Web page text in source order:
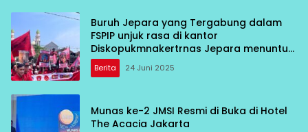
Buruh Jepara yang Tergabung dalam
FSPIP unjuk rasa di kantor
Diskopukmnakertrnas Jepara menuntut
di terbitkan bukti Pencatatan FSPIP PT
Kanindo Makmur Jaya 2 Jepara
Berita 24 Juni 2025
Munas ke-2 JMSI Resmi di Buka di Hotel
The Acacia Jakarta